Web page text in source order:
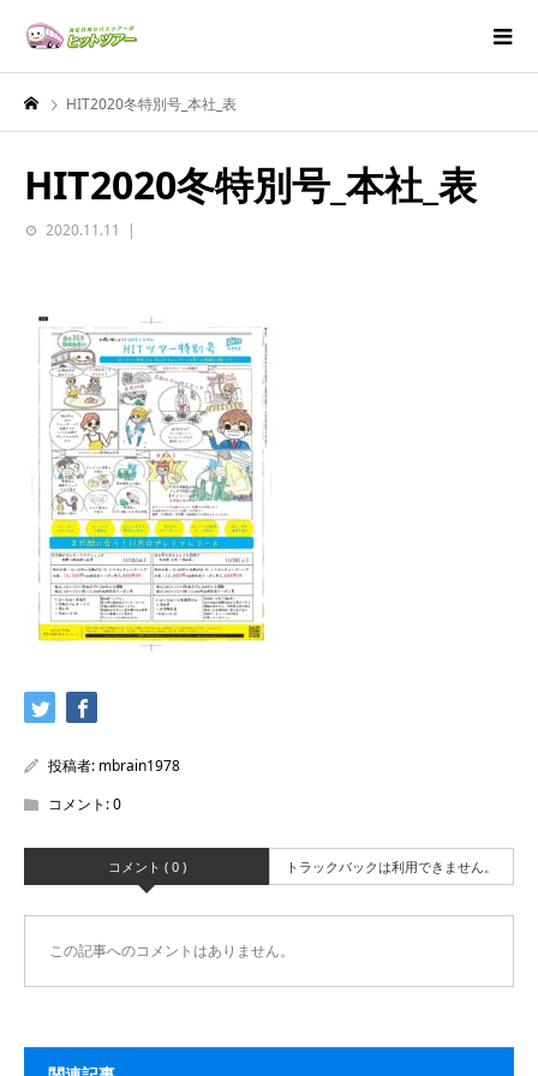
HIT2020冬特別号_本社_表
HIT2020冬特別号_本社_表
2020.11.11
投稿者: mbrain1978
コメント:0
コメント ( 0 ) トラックバックは利用できません。
この記事へのコメントはありません。